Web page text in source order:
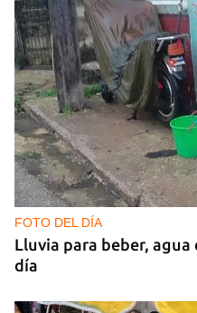
FOTO DEL DÍA
Lluvia para beber,
día